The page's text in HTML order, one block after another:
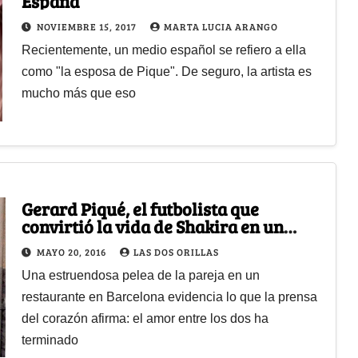
NOVIEMBRE 15, 2017 MARTA LUCIA ARANGO
Recientemente, un medio español se refiero a ella
como "la esposa de Pique". De seguro, la artista es
mucho más que eso
Gerard Piqué, el futbolista que
convirtió la vida de Shakira en un
infierno
MAYO 20, 2016 LAS DOS ORILLAS
Una estruendosa pelea de la pareja en un
restaurante en Barcelona evidencia lo que la prensa
del corazón afirma: el amor entre los dos ha
terminado